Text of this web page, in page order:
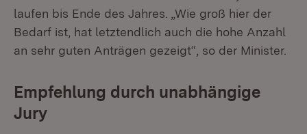
laufen bis Ende des Jahres. „Wie groß hier der
Bedarf ist, hat letztendlich auch die hohe Anzahl
an sehr guten Anträgen gezeigt“, so der Minister.
Empfehlung durch unabhängige
Jury